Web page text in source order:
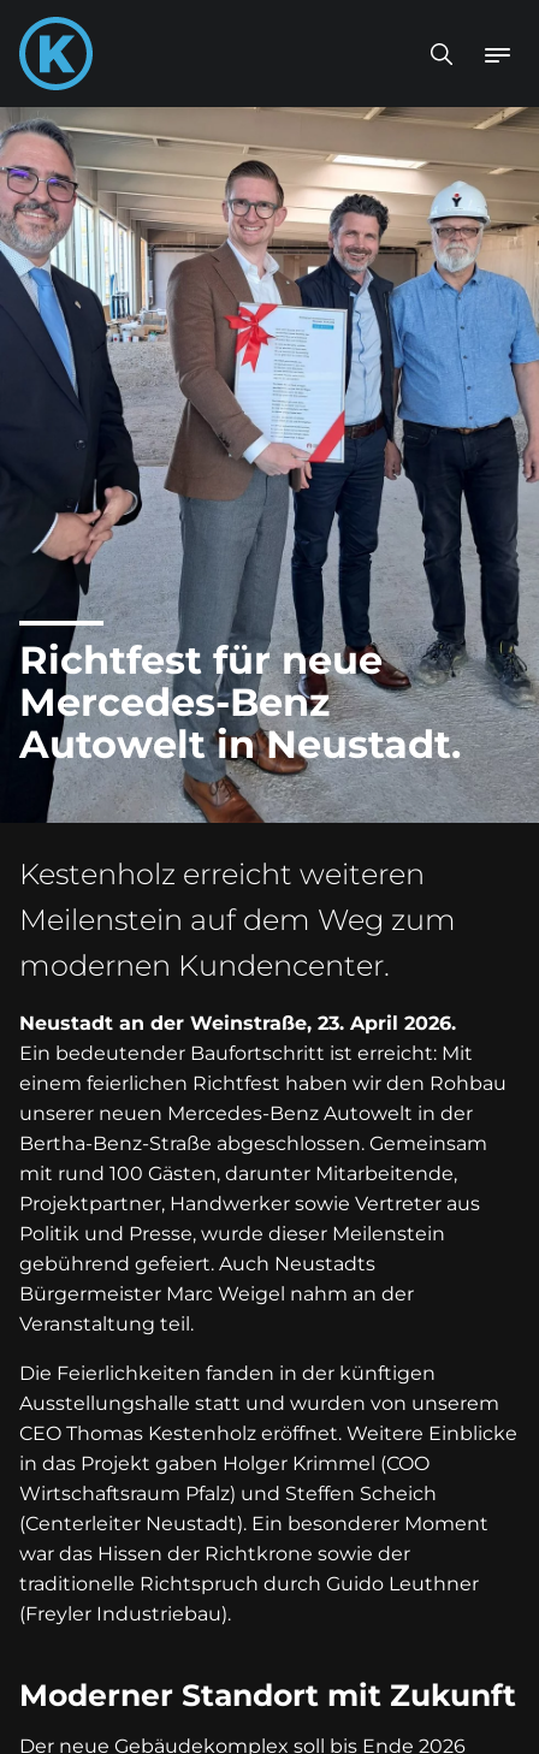
Richtfest für neue
Mercedes-Benz
Autowelt in Neustadt.
Kestenholz erreicht weiteren
Meilenstein auf dem Weg zum
modernen Kundencenter.
Neustadt an der Weinstraße, 23. April 2026.
Ein bedeutender Baufortschritt ist erreicht: Mit
einem feierlichen Richtfest haben wir den Rohbau
unserer neuen Mercedes-Benz Autowelt in der
Bertha-Benz-Straße abgeschlossen. Gemeinsam
mit rund 100 Gästen, darunter Mitarbeitende,
Projektpartner, Handwerker sowie Vertreter aus
Politik und Presse, wurde dieser Meilenstein
gebührend gefeiert. Auch Neustadts
Bürgermeister Marc Weigel nahm an der
Veranstaltung teil.
Die Feierlichkeiten fanden in der künftigen
Ausstellungshalle statt und wurden von unserem
CEO Thomas Kestenholz eröffnet. Weitere Einblicke
in das Projekt gaben Holger Krimmel (COO
Wirtschaftsraum Pfalz) und Steffen Scheich
(Centerleiter Neustadt). Ein besonderer Moment
war das Hissen der Richtkrone sowie der
traditionelle Richtspruch durch Guido Leuthner
(Freyler Industriebau).
Moderner Standort mit Zukunft
Der neue Gebäudekomplex soll bis Ende 2026